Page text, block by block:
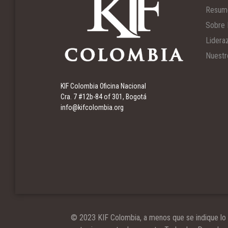
KIF Colombia Oficina Nacional
Cra. 7 #12b-84 of 301, Bogotá
info@kifcolombia.org
Sobre
© 2023 KIF Colombia, a menos que se indique lo